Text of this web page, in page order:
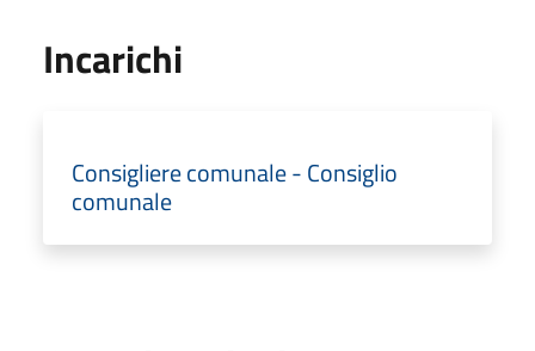
Incarichi
Consigliere comunale - Consiglio
comunale